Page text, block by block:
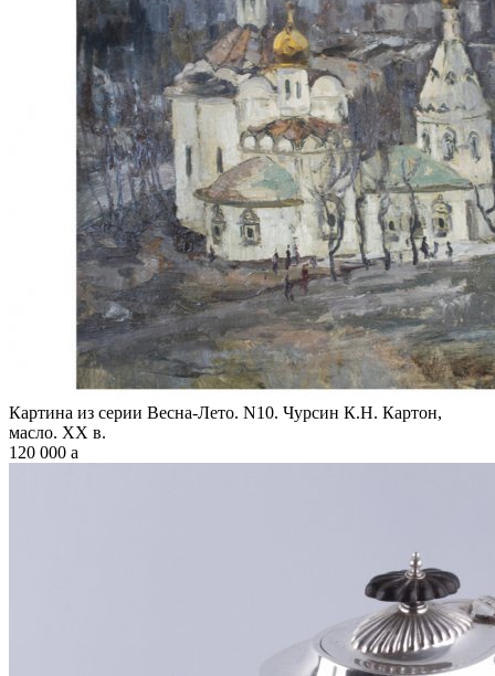
Картина из серии Весна-Лето. N10. Чурсин К.Н. Картон,
масло. XX в.
120 000 a